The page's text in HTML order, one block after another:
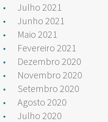
Julho 2021
Junho 2021
Maio 2021
Fevereiro 2021
Dezembro 2020
Novembro 2020
Setembro 2020
Agosto 2020
Julho 2020